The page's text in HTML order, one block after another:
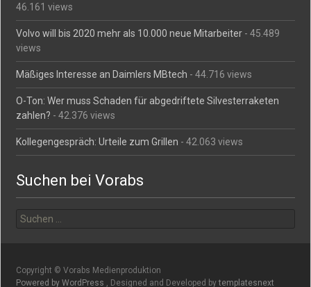
46.161 views
Volvo will bis 2020 mehr als 10.000 neue Mitarbeiter - 45.489
views
Mäßiges Interesse an Daimlers MBtech - 44.716 views
O-Ton: Wer muss Schaden für abgedriftete Silvesterraketen
zahlen? - 42.376 views
Kollegengespräch: Urteile zum Grillen - 42.063 views
Suchen bei Vorabs
nach:
Copyright © Vorabs Medienproduktion
Powered by WordPress
, Designed and Developed bytemplatesnext